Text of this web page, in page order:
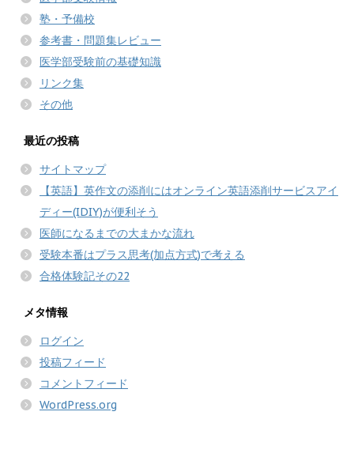
塾・予備校
参考書・問題集レビュー
医学部受験前の基礎知識
リンク集
その他
最近の投稿
サイトマップ
【英語】英作文の添削にはオンライン英語添削サービスアイ
ディー(IDIY)が便利そう
医師になるまでの大まかな流れ
受験本番はプラス思考(加点方式)で考える
合格体験記その22
メタ情報
ログイン
投稿フィード
コメントフィード
WordPress.org